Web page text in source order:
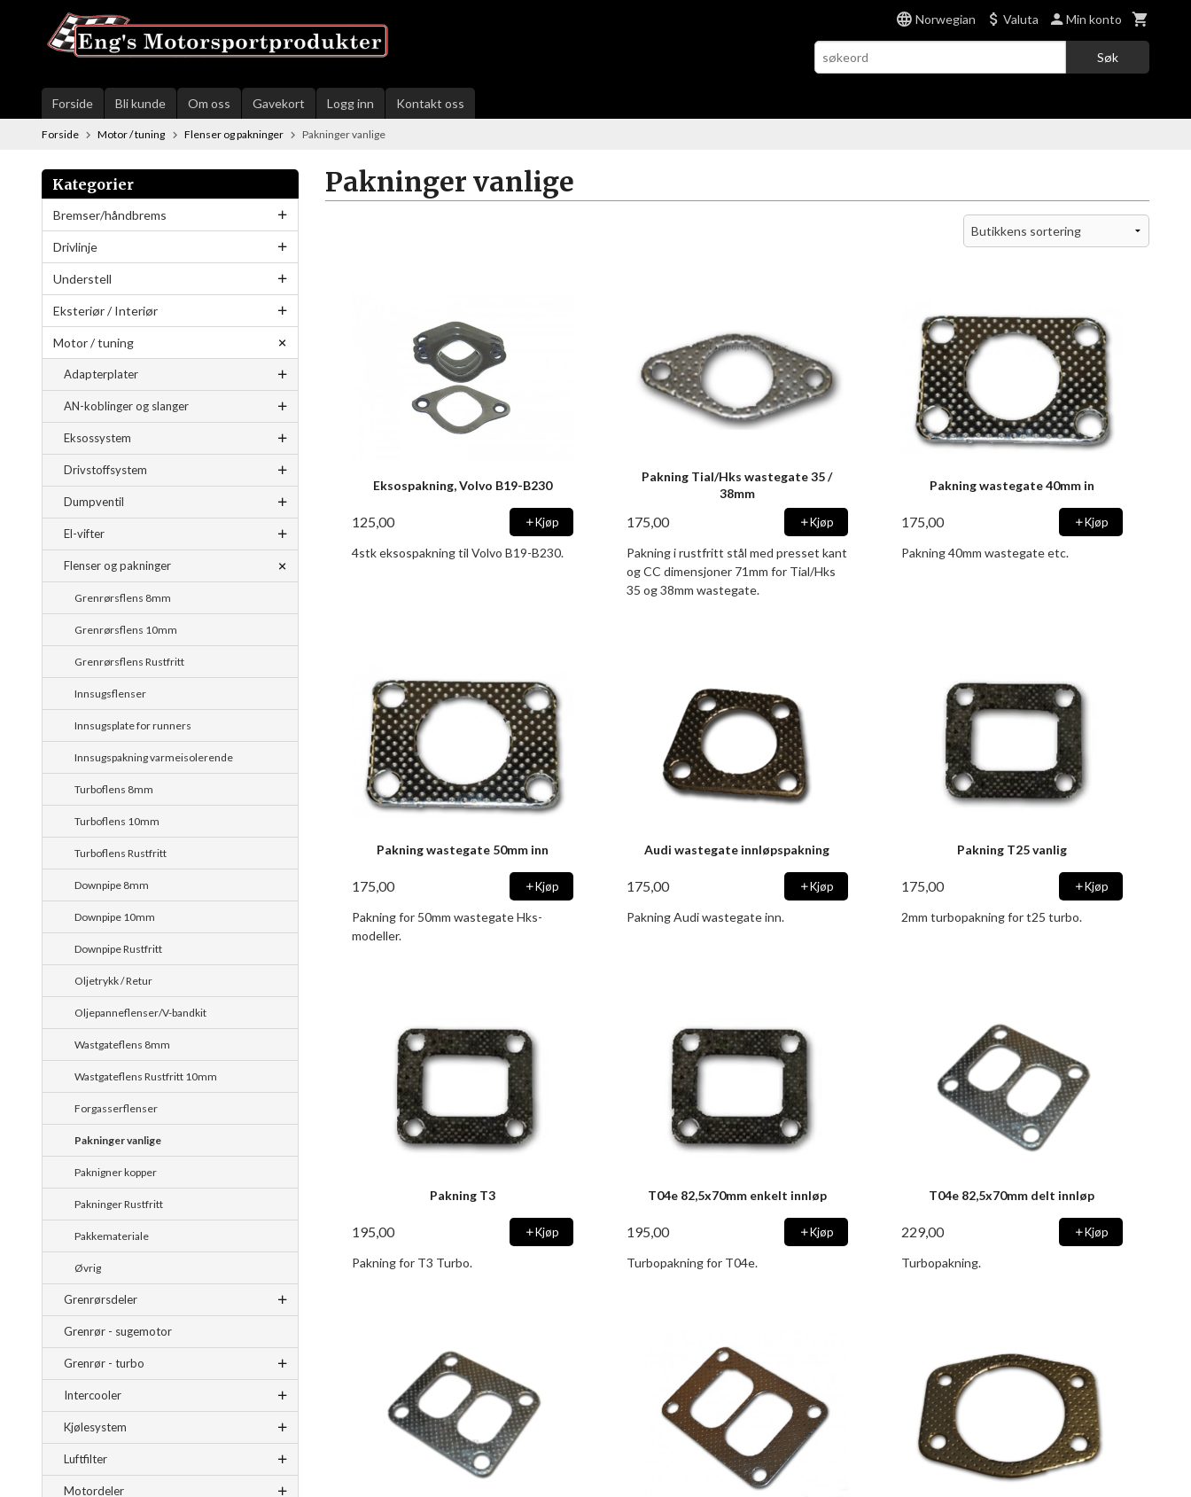
innholdet
Norwegian Valuta Min konto
Søk
Forside Bli kunde Om oss Gavekort Logg inn Kontakt oss
Forside Motor / tuning Flenser og pakninger Pakninger vanlige
Kategorier
Bremser/håndbrems
Drivlinje
Understell
Eksteriør / Interiør
Motor / tuning
Adapterplater
AN-koblinger og slanger
Eksossystem
Drivstoffsystem
Dumpventil
El-vifter
Flenser og pakninger
Grenrørsflens 8mm
Grenrørsflens 10mm
Grenrørsflens Rustfritt
Innsugsflenser
Innsugsplate for runners
Innsugspakning varmeisolerende
Turboflens 8mm
Turboflens 10mm
Turboflens Rustfritt
Downpipe 8mm
Downpipe 10mm
Downpipe Rustfritt
Oljetrykk / Retur
Oljepanneflenser/V-bandkit
Wastgateflens 8mm
Wastgateflens Rustfritt 10mm
Forgasserflenser
Pakninger vanlige
Paknigner kopper
Pakninger Rustfritt
Pakkemateriale
Øvrig
Grenrørsdeler
Grenrør - sugemotor
Grenrør - turbo
Intercooler
Kjølesystem
Luftfilter
Motordeler
Pakninger vanlige
Eksospakning, Volvo B19-B230
125,00 Kjøp
4stk eksospakning til Volvo B19-B230.
Pakning Tial/Hks wastegate 35 /
38mm
175,00 Kjøp
Pakning i rustfritt stål med presset kant
og CC dimensjoner 71mm for Tial/Hks
35 og 38mm wastegate.
Pakning wastegate 40mm in
175,00 Kjøp
Pakning 40mm wastegate etc.
Pakning wastegate 50mm inn
175,00 Kjøp
Pakning for 50mm wastegate Hks-
modeller.
Audi wastegate innløpspakning
175,00 Kjøp
Pakning Audi wastegate inn.
Pakning T25 vanlig
175,00 Kjøp
2mm turbopakning for t25 turbo.
Pakning T3
195,00 Kjøp
Pakning for T3 Turbo.
T04e 82,5x70mm enkelt innløp
195,00 Kjøp
Turbopakning for T04e.
T04e 82,5x70mm delt innløp
229,00 Kjøp
Turbopakning.